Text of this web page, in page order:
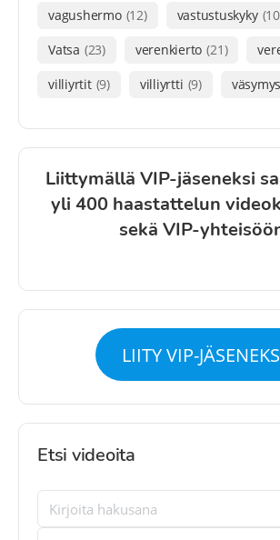
vagushermo (12) vastustuskyky
Vatsa (23) verenkierto (21)
villiyrtit (9) villiyrtti (9) väsymys
Liittymällä VIP-jäseneksi
yli 400 haastattelun
sekä VIP-
LIITY VIP-
Etsi videoita